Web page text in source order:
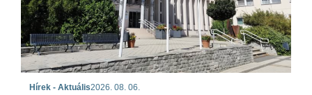
Hírek - Aktuális2026. 08. 06.